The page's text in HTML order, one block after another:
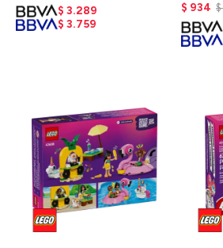
$ 3.289
$ 3.759
$ 934 $